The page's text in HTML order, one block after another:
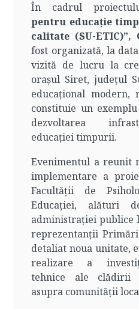
În cadrul
pentru educație
calitate (SU-ETIC)”,
fost organizată, la
vizită de lucru la
orașul Siret, județul
educațional modern,
constituie un
dezvoltarea
educației timpurii.
Evenimentul a reunit
implementare a
Facultății de
Educației, alături
administrației publice
reprezentanții
detaliat noua unitate,
realizare a
tehnice ale clădirii
asupra comunității